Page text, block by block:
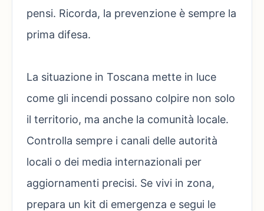
pensi. Ricorda, la prevenzione è sempre la
prima difesa.
La situazione in Toscana mette in luce
come gli incendi possano colpire non solo
il territorio, ma anche la comunità locale.
Controlla sempre i canali delle autorità
locali o dei media internazionali per
aggiornamenti precisi. Se vivi in zona,
prepara un kit di emergenza e segui le